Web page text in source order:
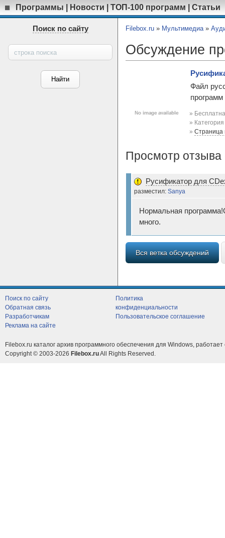
Программы Новости ТОП-100 программ Статьи
Поиск по сайту Filebox.ru » Мультимедиа»
Обсуждение
Файл
»
» Категория
» Страница
Просмотр отзыва
Русификатор для
разместил: Sanya
Нормальная
много.
Вся ветка обсуждений
Поиск по сайту
Обратная связь
Разработчикам
Реклама на сайте
Политика
конфиденциальности
Пользовательское соглашение
Filebox.ru каталог архив программного обеспечения для Windows, работает
Copyright © 2003-2026 Filebox.ruAll Rights Reserved.